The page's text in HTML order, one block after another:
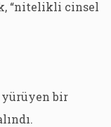
“nitelikli cinsel
yürüyen bir